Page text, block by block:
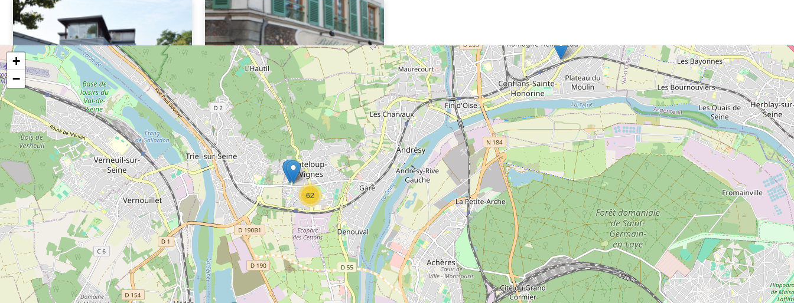
Ateliers municipaux
19 rue Panhard et Levassor
78570 Chanteloup-les-Vignes
Bibliothèque de l'Ancienne
Bourrellerie
1 rue de l'Hautil
78570 Chanteloup-les-Vignes
01 39 74 29 74
62
+
−